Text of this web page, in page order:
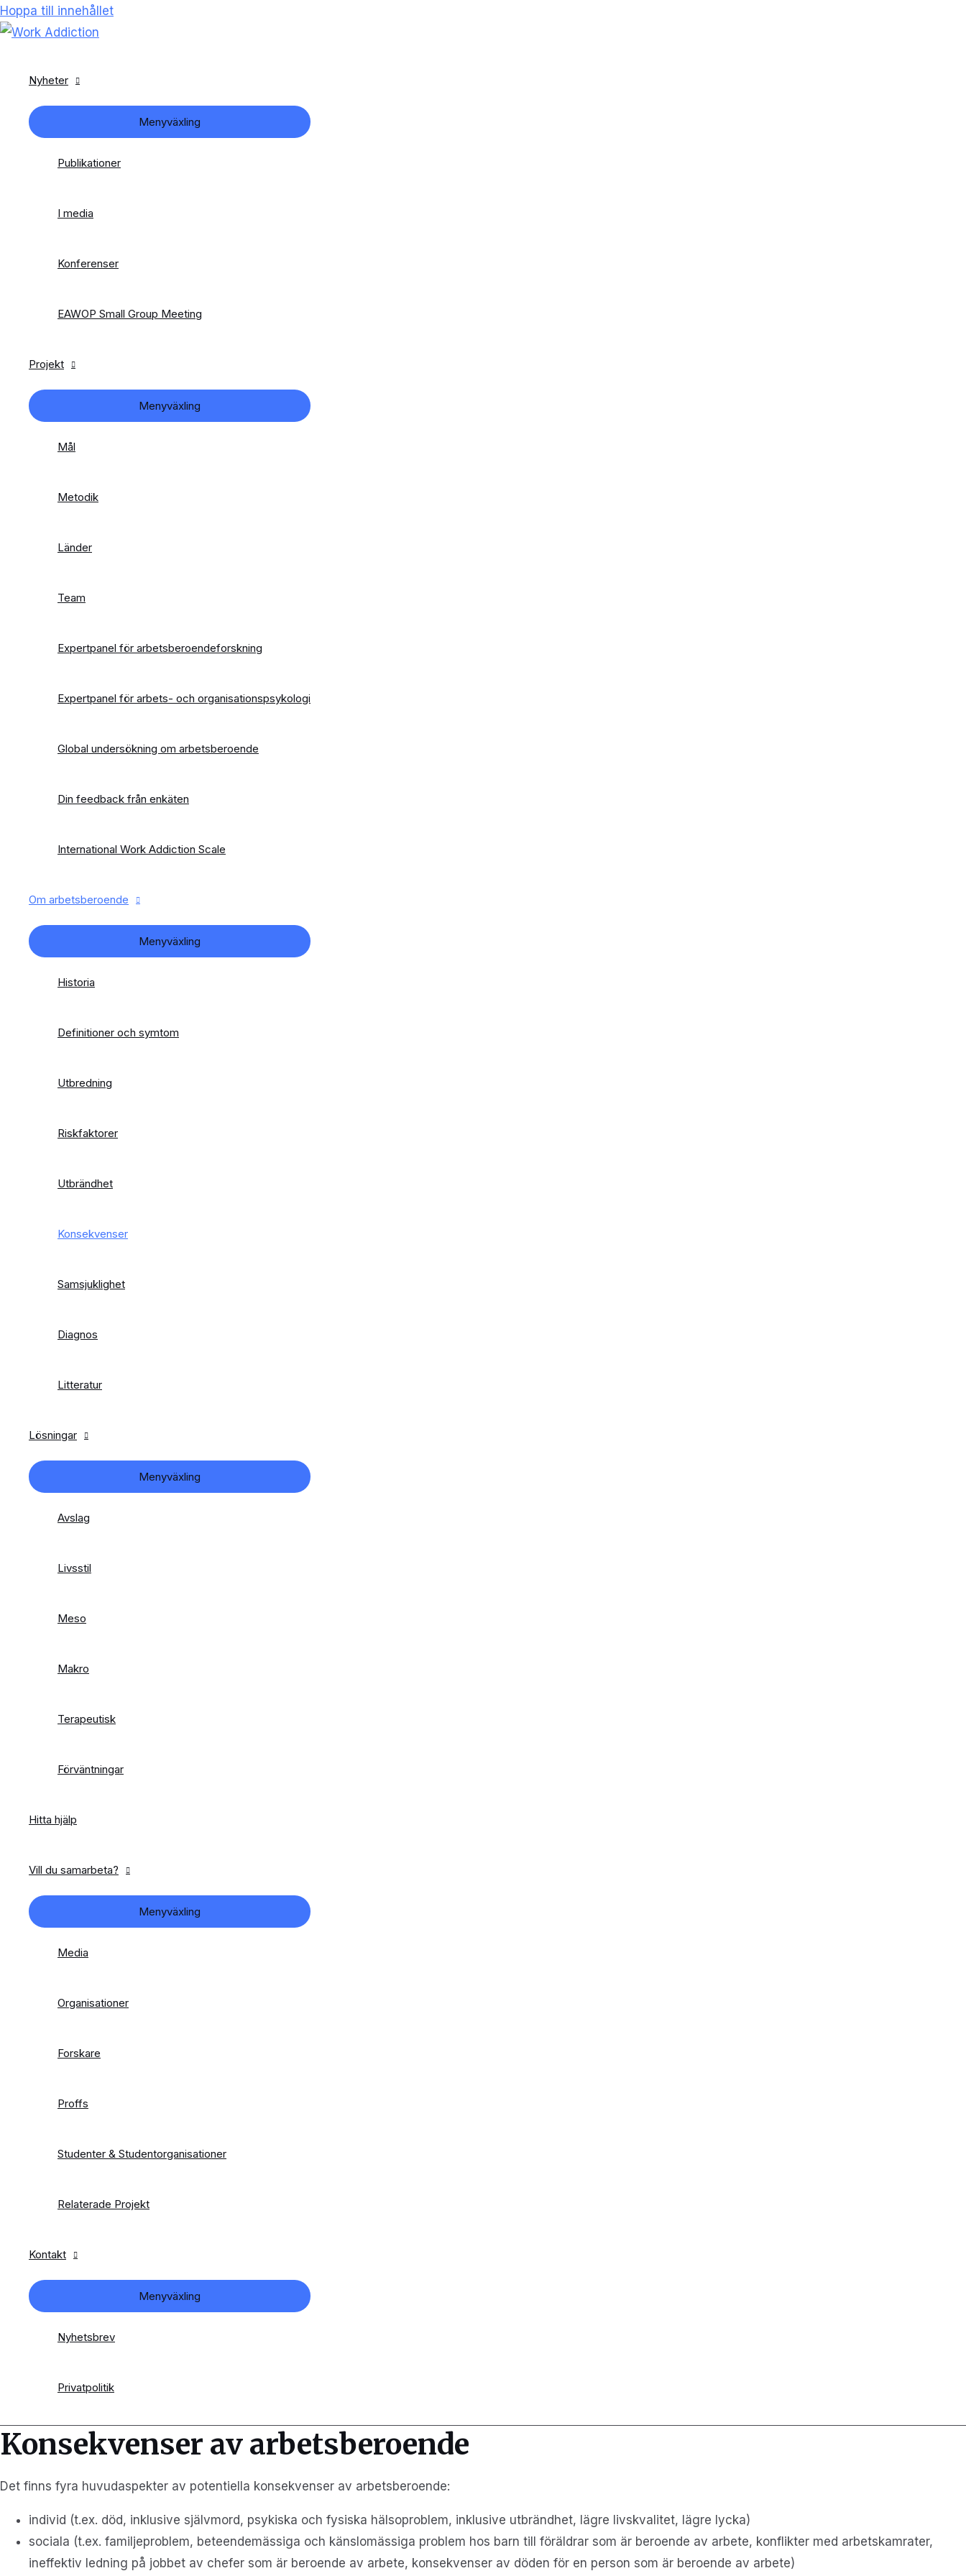
Hoppa till innehållet
Nyheter
Menyväxling
Publikationer
I media
Konferenser
EAWOP Small Group Meeting
Projekt
Menyväxling
Mål
Metodik
Länder
Team
Expertpanel för arbetsberoendeforskning
Expertpanel för arbets- och organisationspsykologi
Global undersökning om arbetsberoende
Din feedback från enkäten
International Work Addiction Scale
Om arbetsberoende
Menyväxling
Historia
Definitioner och symtom
Utbredning
Riskfaktorer
Utbrändhet
Konsekvenser
Samsjuklighet
Diagnos
Litteratur
Lösningar
Menyväxling
Avslag
Livsstil
Meso
Makro
Terapeutisk
Förväntningar
Hitta hjälp
Vill du samarbeta?
Menyväxling
Media
Organisationer
Forskare
Proffs
Studenter & Studentorganisationer
Relaterade Projekt
Kontakt
Menyväxling
Nyhetsbrev
Privatpolitik
Konsekvenser av arbetsberoende
Det finns fyra huvudaspekter av potentiella konsekvenser av arbetsberoende:
individ (t.ex. död, inklusive självmord, psykiska och fysiska hälsoproblem, inklusive utbrändhet, lägre livskvalitet, lägre lycka)
sociala (t.ex. familjeproblem, beteendemässiga och känslomässiga problem hos barn till föräldrar som är beroende av arbete, konflikter med arbetskamrater,
ineffektiv ledning på jobbet av chefer som är beroende av arbete, konsekvenser av döden för en person som är beroende av arbete)